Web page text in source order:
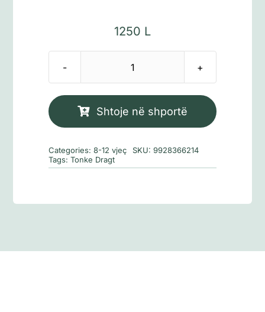
1250 L
Sasi
fshehtat
të
Shtoje në shportë
Categories:8-12 vjeç SKU:9928366214
Tags:Tonke Dragt